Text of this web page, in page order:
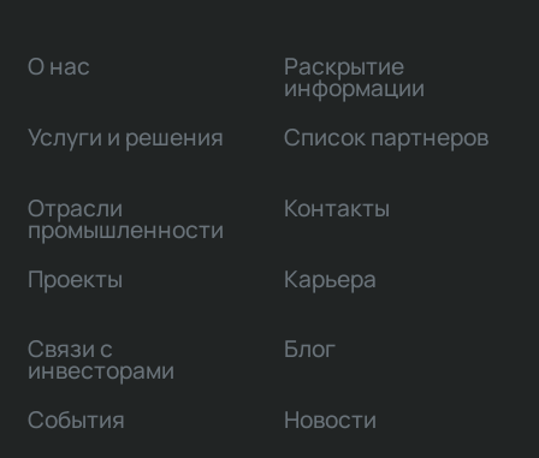
О нас
Услуги и решения
Отрасли
промышленности
Проекты
Связи с
инвесторами
Раскрытие
информации
Список партнеров
Контакты
Карьера
Блог
События Новости